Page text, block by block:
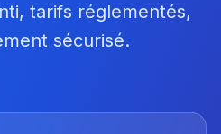
tarifs réglementés,
sécurisé.